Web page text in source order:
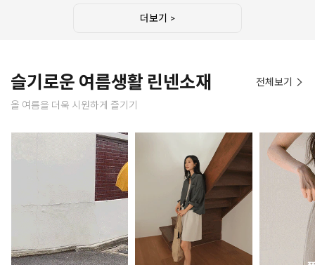
더보기 >
슬기로운 여름생활 린넨소재
올 여름을 더욱 시원하게 즐기기
전체보기